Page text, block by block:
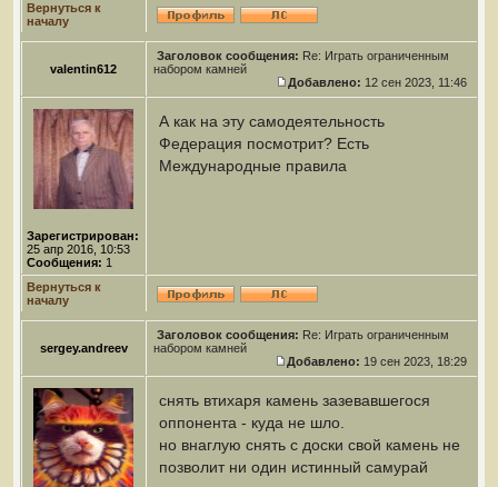
Вернуться к
началу
valentin612
Заголовок сообщения: Re: Играть ограниченным
набором камней
Добавлено: 12 сен 2023, 11:46
Зарегистрирован:
25 апр 2016, 10:53
Сообщения: 1
А как на эту самодеятельность
Федерация посмотрит? Есть
Международные правила
Вернуться к
началу
sergey.andreev
Заголовок сообщения: Re: Играть ограниченным
набором камней
Добавлено: 19 сен 2023, 18:29
снять втихаря камень зазевавшегося
оппонента - куда не шло.
но внаглую снять с доски свой камень не
позволит ни один истинный самурай